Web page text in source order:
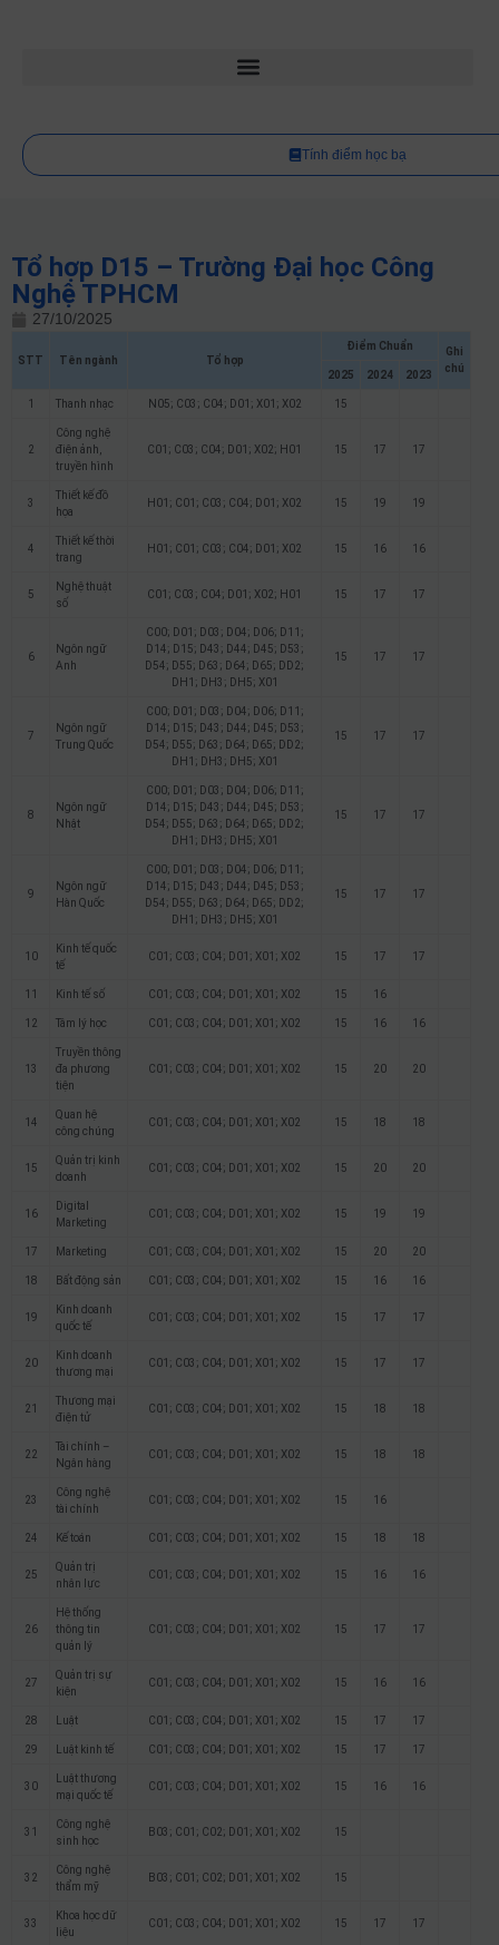
Tính điểm học bạ
Tổ hợp D15 – Trường Đại học Công
Nghệ TPHCM
27/10/2025
STT Tên ngành Tổ hợp
Điểm Chuẩn
Ghi
chú
2025 2024 2023
1 Thanh nhạc N05; C03; C04; D01; X01; X02 15
2
Công nghệ
điện ảnh,
truyền hình
C01; C03; C04; D01; X02; H01 15 17 17
3
Thiết kế đồ
họa
H01; C01; C03; C04; D01; X02 15 19 19
4
Thiết kế thời
trang
H01; C01; C03; C04; D01; X02 15 16 16
5
Nghệ thuật
số
C01; C03; C04; D01; X02; H01 15 17 17
6
Ngôn ngữ
Anh
C00; D01; D03; D04; D06; D11;
D14; D15; D43; D44; D45; D53;
D54; D55; D63; D64; D65; DD2;
DH1; DH3; DH5; X01
15 17 17
7
Ngôn ngữ
Trung Quốc
C00; D01; D03; D04; D06; D11;
D14; D15; D43; D44; D45; D53;
D54; D55; D63; D64; D65; DD2;
DH1; DH3; DH5; X01
15 17 17
8
Ngôn ngữ
Nhật
C00; D01; D03; D04; D06; D11;
D14; D15; D43; D44; D45; D53;
D54; D55; D63; D64; D65; DD2;
DH1; DH3; DH5; X01
15 17 17
9
Ngôn ngữ
Hàn Quốc
C00; D01; D03; D04; D06; D11;
D14; D15; D43; D44; D45; D53;
D54; D55; D63; D64; D65; DD2;
DH1; DH3; DH5; X01
15 17 17
10
Kinh tế quốc
tế
C01; C03; C04; D01; X01; X02 15 17 17
11 Kinh tế số C01; C03; C04; D01; X01; X02 15 16
12 Tâm lý học C01; C03; C04; D01; X01; X02 15 16 16
13
Truyền thông
đa phương
tiện
C01; C03; C04; D01; X01; X02 15 20 20
14
Quan hệ
công chúng
C01; C03; C04; D01; X01; X02 15 18 18
15
Quản trị kinh
doanh
C01; C03; C04; D01; X01; X02 15 20 20
16
Digital
Marketing
C01; C03; C04; D01; X01; X02 15 19 19
17 Marketing C01; C03; C04; D01; X01; X02 15 20 20
18 Bất động sản C01; C03; C04; D01; X01; X02 15 16 16
19
Kinh doanh
quốc tế
C01; C03; C04; D01; X01; X02 15 17 17
20
Kinh doanh
thương mại
C01; C03; C04; D01; X01; X02 15 17 17
21
Thương mại
điện tử
C01; C03; C04; D01; X01; X02 15 18 18
22
Tài chính –
Ngân hàng
C01; C03; C04; D01; X01; X02 15 18 18
23
Công nghệ
tài chính
C01; C03; C04; D01; X01; X02 15 16
24 Kế toán C01; C03; C04; D01; X01; X02 15 18 18
25
Quản trị
nhân lực
C01; C03; C04; D01; X01; X02 15 16 16
26
Hệ thống
thông tin
quản lý
C01; C03; C04; D01; X01; X02 15 17 17
27
Quản trị sự
kiện
C01; C03; C04; D01; X01; X02 15 16 16
28 Luật C01; C03; C04; D01; X01; X02 15 17 17
29 Luật kinh tế C01; C03; C04; D01; X01; X02 15 17 17
30
Luật thương
mại quốc tế
C01; C03; C04; D01; X01; X02 15 16 16
31
Công nghệ
sinh học
B03; C01; C02; D01; X01; X02 15
32
Công nghệ
thẩm mỹ
B03; C01; C02; D01; X01; X02 15
33
Khoa học dữ
liệu
C01; C03; C04; D01; X01; X02 15 17 17